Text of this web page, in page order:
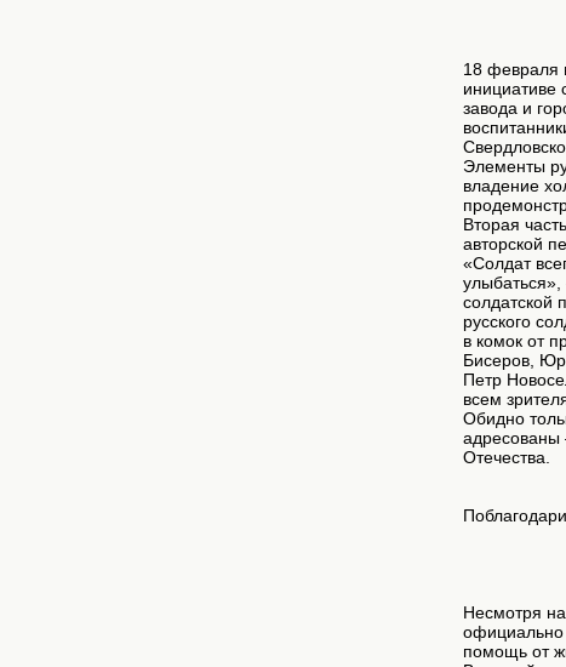
18 февраля
инициативе
завода и
Элементы
владение
Вторая
авторской
«Солдат
солдатской
русского
в комок от
Бисеров,
Петр
всем
Обидно
адресованы
Отечества.
Несмотря
официально
помощь от